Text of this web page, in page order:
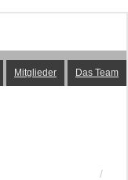
Mitglieder Das Team